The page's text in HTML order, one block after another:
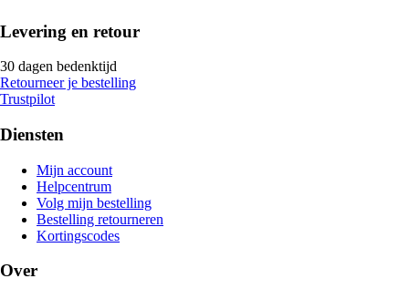
Levering en retour
30 dagen bedenktijd
Retourneer je bestelling
Trustpilot
Diensten
Mijn account
Helpcentrum
Volg mijn bestelling
Bestelling retourneren
Kortingscodes
Over